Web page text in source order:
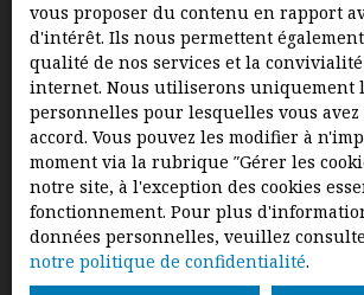
vous proposer du contenu en rapport
d'intérêt. Ils nous permettent
qualité de nos services et la
internet. Nous utiliserons uniquement
personnelles pour lesquelles vous
accord. Vous pouvez les modifier à
moment via la rubrique ″Gérer les
notre site, à l'exception des cookies
fonctionnement. Pour plus
données personnelles, veuillez
notre politique de confidentialité.